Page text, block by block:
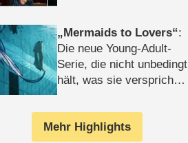
Mermaids to Lovers :
Die neue Young-Adult-
Serie, die nicht unbedingt
hält, was sie verspricht –
Mehr Highlights